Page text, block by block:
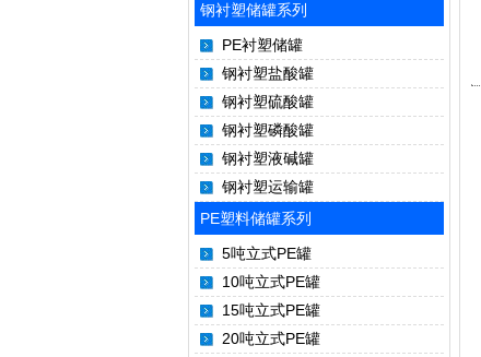
钢衬塑储罐系列
PE衬塑储罐
钢衬塑盐酸罐
钢衬塑硫酸罐
钢衬塑磷酸罐
钢衬塑液碱罐
钢衬塑运输罐
PE塑料储罐系列
5吨立式PE罐
10吨立式PE罐
15吨立式PE罐
20吨立式PE罐